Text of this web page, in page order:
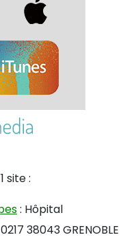
site :
: Hôpital
38043 GRENOBLE